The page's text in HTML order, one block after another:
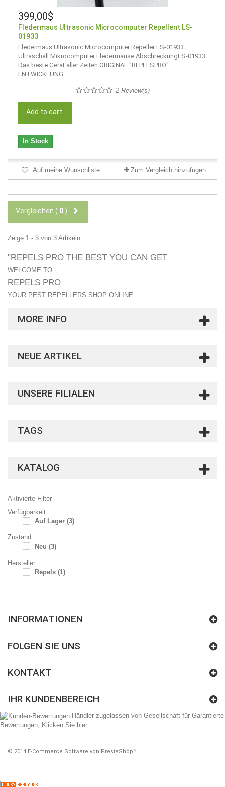
399,00$
Fledermaus Ultrasonic Microcomputer Repellent LS-
01933
Fledermaus Ultrasonic Microcomputer Repeller LS-01933
Ultraschall Mikrocomputer Fledermäuse AbschreckungLS-01933
Das beste Gerät aller Zeiten ORIGINAL "REPELSPRO"
ENTWICKLUNG
2 Review(s)
Add to cart
In Stock
Auf meine Wunschliste Zum Vergleich hinzufügen
Vergleichen ( 0 )
Zeige 1 - 3 von 3 Artikeln
"REPELS PRO THE BEST YOU CAN GET
WELCOME TO
REPELS PRO
YOUR PEST REPELLERS SHOP ONLINE
MORE INFO
NEUE ARTIKEL
UNSERE FILIALEN
TAGS
KATALOG
Aktivierte Filter
Verfügbarkeit
Auf Lager (3)
Zustand
Neu (3)
Hersteller
Repels (1)
INFORMATIONEN
© 2014 E-Commerce Software von PrestaShop™
FOLGEN SIE UNS
KONTAKT
IHR KUNDENBEREICH
Händler zugelassen von Gesellschaft für Garantierte
Bewertungen,
Klicken Sie hier.